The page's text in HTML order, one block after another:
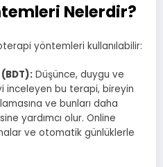
Nelerdir?
yöntemleri kullanılabilir:
Düşünce, duygu ve
inceleyen bu terapi, bireyin
ve bunları daha
yardımcı olur. Online
ve otomatik günlüklerle